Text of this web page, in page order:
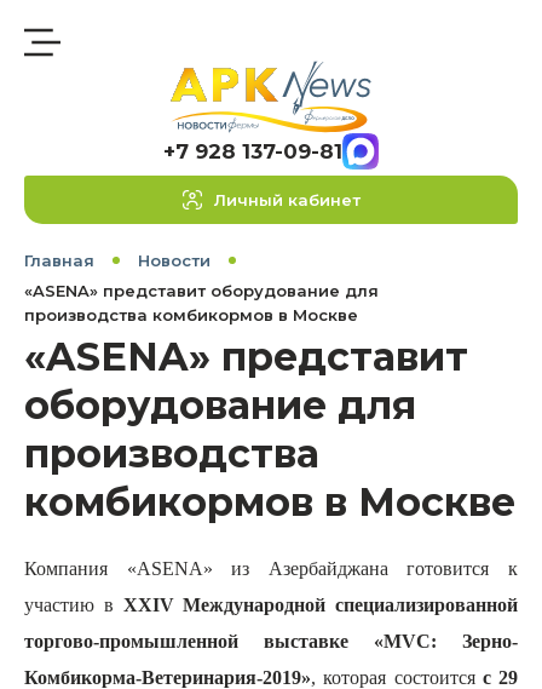
+7 928 137-09-81
Личный кабинет
Главная
Новости
«ASENA» представит оборудование для
производства комбикормов в Москве
«ASENA» представит
оборудование для
производства
комбикормов в Москве
Компания «ASENA» из Азербайджана готовится к
участию в XXIV Международной специализированной
торгово-промышленной выставке «MVC: Зерно-
Комбикорма-Ветеринария-2019», которая состоится с 29